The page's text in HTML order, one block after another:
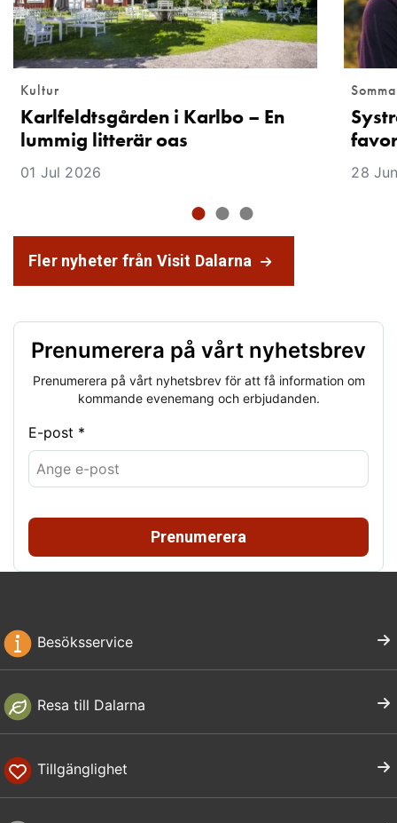
Kultur
Karlfeldtsgården i Karlbo – En
lummig litterär oas
01 Jul 2026 28
Fler nyheter från Visit Dalarna
Prenumerera på vårt nyhetsbrev
Prenumerera på vårt nyhetsbrev för att få information om
kommande evenemang och erbjudanden.
E-post *
Prenumerera
Besöksservice
Resa till Dalarna
Tillgänglighet